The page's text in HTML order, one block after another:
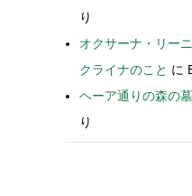
り
オクサーナ・リー
クライナのこと に
ヘーア通りの森の
り